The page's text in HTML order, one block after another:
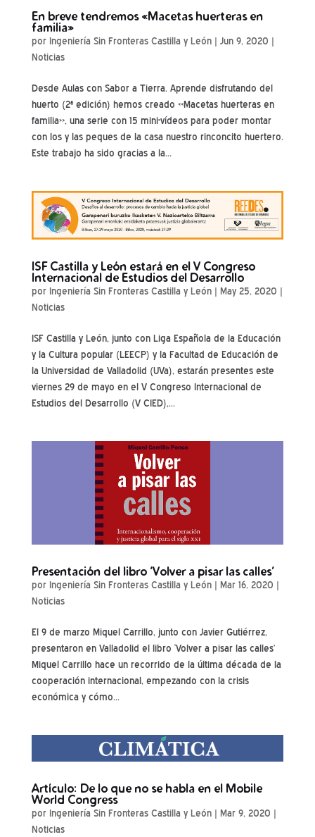
En breve tendremos «Macetas huerteras en
familia»
por Ingeniería Sin Fronteras Castilla y León| Jun 9, 2020 |
Noticias
Desde Aulas con Sabor a Tierra. Aprende disfrutando del
huerto (2ª edición) hemos creado «Macetas huerteras en
familia», una serie con 15 mini-vídeos para poder montar
con los y las peques de la casa nuestro rinconcito huertero.
Este trabajo ha sido gracias a la...
ISF Castilla y León estará en el V Congreso
Internacional de Estudios del Desarrollo
por Ingeniería Sin Fronteras Castilla y León| May 25, 2020 |
Noticias
ISF Castilla y León, junto con Liga Española de la Educación
y la Cultura popular (LEECP) y la Facultad de Educación de
la Universidad de Valladolid (UVa), estarán presentes este
viernes 29 de mayo en el V Congreso Internacional de
Estudios del Desarrollo (V CIED),...
Presentación del libro ‘Volver a pisar las calles’
por Ingeniería Sin Fronteras Castilla y León| Mar 16, 2020 |
Noticias
El 9 de marzo Miquel Carrillo, junto con Javier Gutiérrez,
presentaron en Valladolid el libro ‘Volver a pisar las calles’
Miquel Carrillo hace un recorrido de la última década de la
cooperación internacional, empezando con la crisis
económica y cómo...
Artículo: De lo que no se habla en el Mobile
World Congress
por Ingeniería Sin Fronteras Castilla y León| Mar 9, 2020 |
Noticias